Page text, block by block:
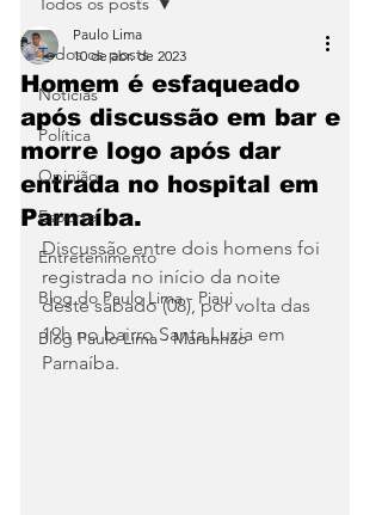
Todos os posts
Notícias
Política
Opinião
Esporte
Entretenimento
Blog do Paulo Lima - Piaui
Blog Paulo Lima - Maranhão
Homem é esfaqueado
após discussão em bar e
morre logo após dar
entrada no hospital em
Parnaíba.
Paulo Lima
10 de abr. de 2023
Discussão entre dois homens foi
registrada no início da noite
deste sábado (08), por volta das
19h no bairro Santa Luzia em
Parnaíba.